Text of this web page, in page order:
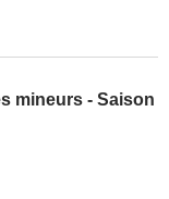
mineurs - Saison